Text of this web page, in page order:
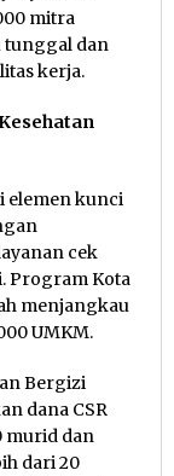
mitra
dan
kerja.
elemen kunci
cek
Program Kota
menjangkau
UMKM.
Bergizi
dana CSR
murid dan
dari 20